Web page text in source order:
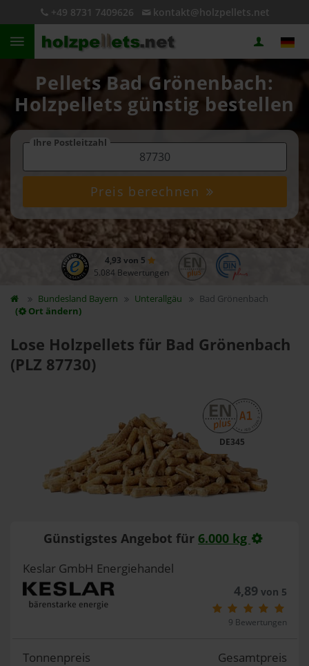
+49 8731 7409626 kontakt@holzpellets.net
Pellets Bad Grönenbach:
Holzpellets günstig bestellen
Ihre Postleitzahl
Preis berechnen
4,93 von 5
5.084 Bewertungen
Bundesland Bayern Unterallgäu
Bad Grönenbach
(
Ort ändern)
Lose Holzpellets für Bad Grönenbach
(PLZ 87730)
DE345
Günstigstes Angebot für 6.000 kg
Keslar GmbH Energiehandel
4,89von 5
9 Bewertungen
Tonnenpreis Gesamtpreis